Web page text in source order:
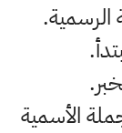
الأسمية